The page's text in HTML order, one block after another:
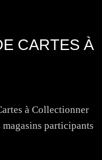
CARTES À
à Collectionner
participants